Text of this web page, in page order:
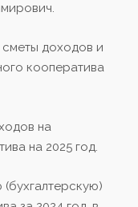
сметы доходов и
кооператива
на
на 2025 год.